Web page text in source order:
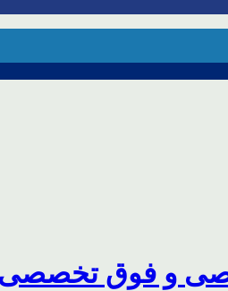
و فوق تخصصی